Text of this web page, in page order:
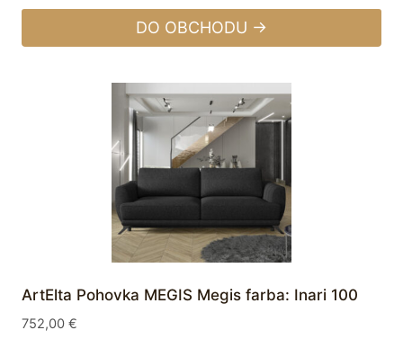
DO OBCHODU →
ArtElta Pohovka MEGIS Megis farba: Inari 100
752,00 €